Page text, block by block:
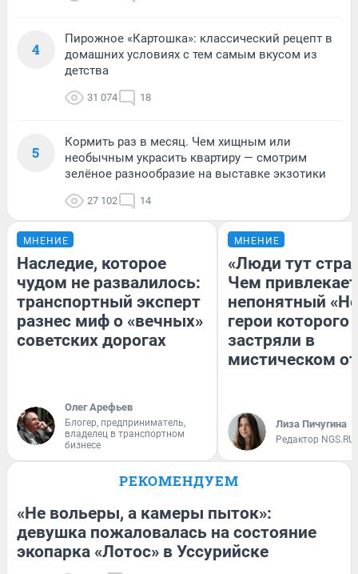
4
Пирожное «Картошка»: классический рецепт в
домашних условиях с тем самым вкусом из
детства
31 074 18
5
Кормить раз в месяц. Чем хищным или
необычным украсить квартиру — смотрим
зелёное разнообразие на выставке экзотики
27 102 14
МНЕНИЕ
Наследие, которое
чудом не развалилось:
транспортный эксперт
разнес миф о «вечных»
советских дорогах
Олег Арефьев
Блогер, предприниматель,
владелец в транспортном
бизнесе
МНЕНИЕ
«Люди тут
Чем привлекает
непонятный
герои которого
застряли в
мистическом
Лиза Пичугина
Редактор NGS.RU
РЕКОМЕНДУЕМ
«Не вольеры, а камеры пыток»:
девушка пожаловалась на состояние
экопарка «Лотос» в Уссурийске